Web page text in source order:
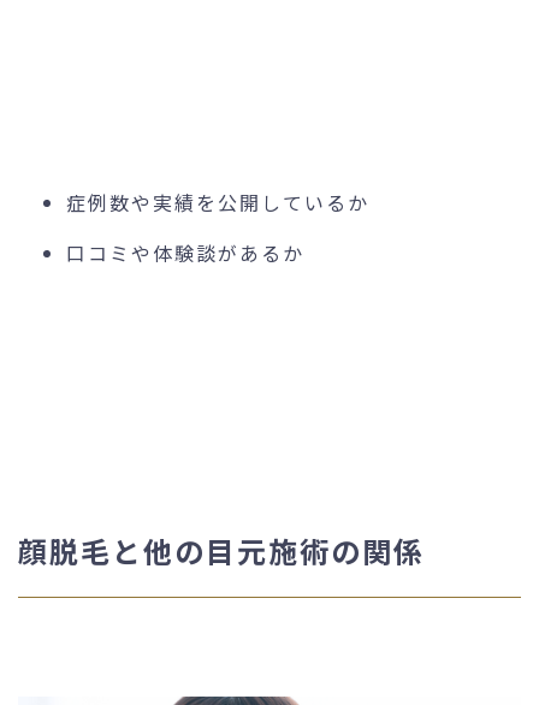
症例数や実績を公開しているか
口コミや体験談があるか
顔脱毛と他の目元施術の関係